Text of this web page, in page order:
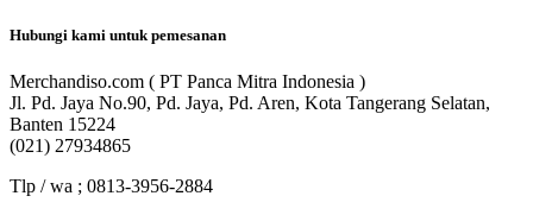
Hubungi kami untuk pemesanan
Merchandiso.com ( PT Panca Mitra Indonesia )
Jl. Pd. Jaya No.90, Pd. Jaya, Pd. Aren, Kota Tangerang Selatan,
Banten 15224
(021) 27934865
Tlp / wa ; 0813-3956-2884